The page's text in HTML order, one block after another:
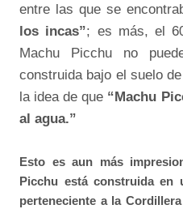
entre las que se
los incas”; es más, el
Machu Picchu no
construida bajo el suelo
la idea de que “Machu
al agua.”
Esto es aun más
Picchu está construida en
perteneciente a la